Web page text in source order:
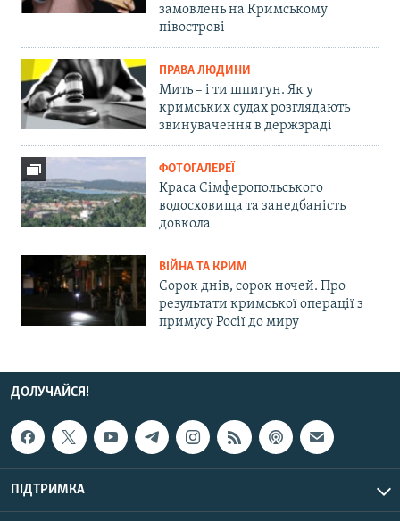
замовлень на Кримському
півострові
ПРАВА ЛЮДИНИ
Мить – і ти шпигун. Як у
кримських судах розглядають
звинувачення в держзраді
ФОТОГАЛЕРЕЇ
Краса Сімферопольського
водосховища та занедбаність
довкола
ВІЙНА ТА КРИМ
Сорок днів, сорок ночей. Про
результати кримської операції з
примусу Росії до миру
ДОЛУЧАЙСЯ!
ПІДТРИМКА